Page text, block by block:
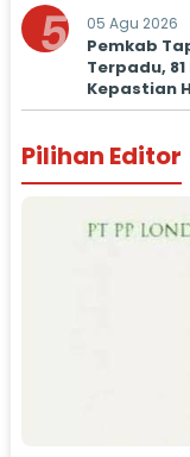
5 05 Agu 2026
Pemkab
Terpadu,
Kepastian
Pilihan Editor